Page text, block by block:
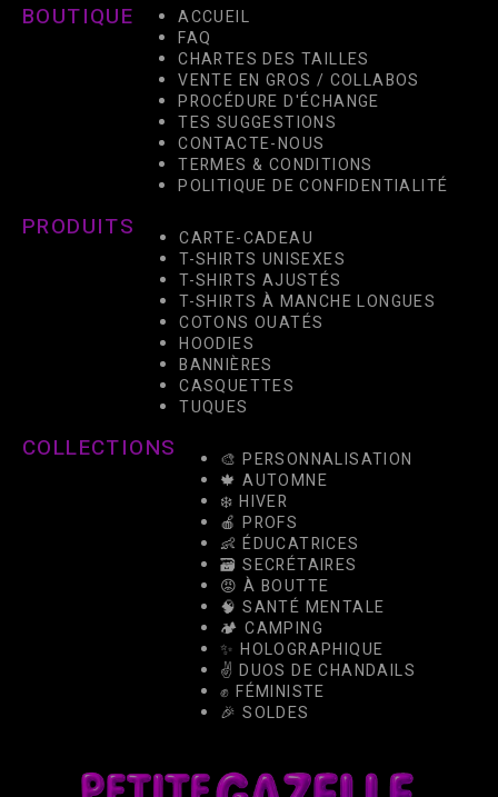
BOUTIQUE
ACCUEIL
FAQ
CHARTES DES TAILLES
VENTE EN GROS / COLLABOS
PROCÉDURE D'ÉCHANGE
TES SUGGESTIONS
CONTACTE-NOUS
TERMES & CONDITIONS
POLITIQUE DE CONFIDENTIALITÉ
PRODUITS
CARTE-CADEAU
T-SHIRTS UNISEXES
T-SHIRTS AJUSTÉS
T-SHIRTS À MANCHE LONGUES
COTONS OUATÉS
HOODIES
BANNIÈRES
CASQUETTES
TUQUES
COLLECTIONS
🎨 PERSONNALISATION
🍁 AUTOMNE
❄️ HIVER
🍎 PROFS
👶 ÉDUCATRICES
🗃️ SECRÉTAIRES
😡 À BOUTTE
🧠 SANTÉ MENTALE
🏕️ CAMPING
✨ HOLOGRAPHIQUE
✌️ DUOS DE CHANDAILS
✊ FÉMINISTE
🎉 SOLDES